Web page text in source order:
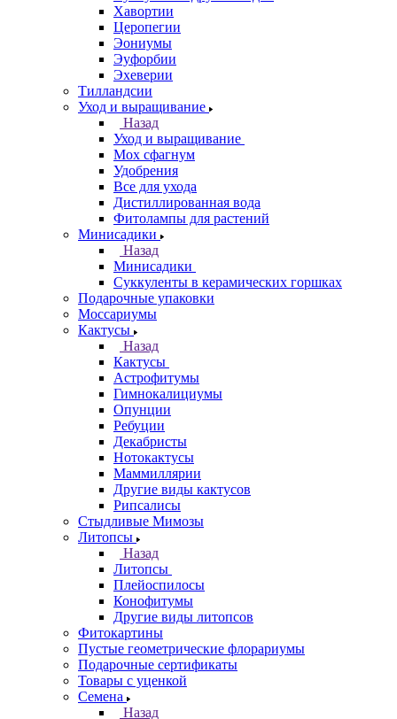
Хавортии
Церопегии
Эониумы
Эуфорбии
Эхеверии
Тилландсии
Уход и выращивание
Назад
Уход и выращивание
Мох сфагнум
Удобрения
Все для ухода
Дистиллированная вода
Фитолампы для растений
Минисадики
Назад
Минисадики
Суккуленты в керамических горшках
Подарочные упаковки
Моссариумы
Кактусы
Назад
Кактусы
Астрофитумы
Гимнокалициумы
Опунции
Ребуции
Декабристы
Нотокактусы
Маммиллярии
Другие виды кактусов
Рипсалисы
Стыдливые Мимозы
Литопсы
Назад
Литопсы
Плейоспилосы
Конофитумы
Другие виды литопсов
Фитокартины
Пустые геометрические флорариумы
Подарочные сертификаты
Товары с уценкой
Семена
Назад